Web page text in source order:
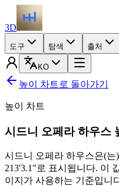
3D
도구 탐색 출처
KO
높이 차트로 돌아가기
높이 차트
시드니 오페라 하우스
시드니 오페라 하우스은(는
213'3.1"로 표시됩니다. 이
이지가 사용하는 기준입니